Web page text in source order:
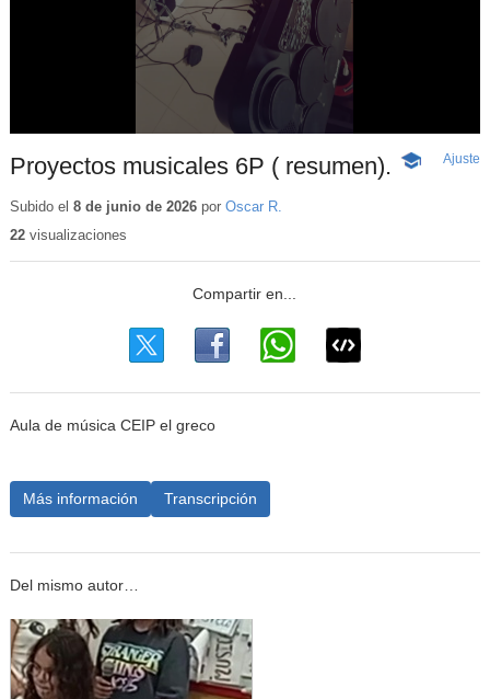
Proyectos musicales 6P ( resumen).
-
Ajuste
Subido el 8 de junio de 2026por Oscar R.
22visualizaciones
Aula de música CEIP el greco
Más información Transcripción
Del mismo autor…